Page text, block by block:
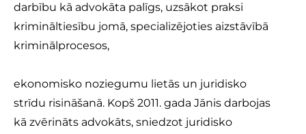
darbību kā advokāta palīgs, uzsākot praksi
krimināltiesību jomā, specializējoties aizstāvībā
kriminālprocesos,
ekonomisko noziegumu lietās un juridisko
strīdu risināšanā. Kopš 2011. gada Jānis darbojas
kā zvērināts advokāts, sniedzot juridisko